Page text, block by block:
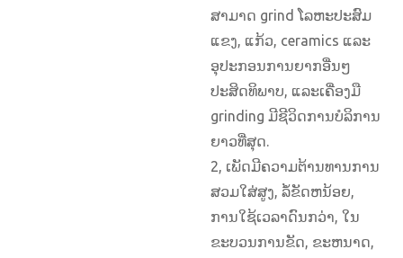
ສາມາດ grind ໂລຫະປະສົມ
ແຂງ, ແກ້ວ, ceramics ແລະ
ອຸປະກອນການຍາກອື່ນໆ
ປະສິດທິພາບ, ແລະເຄື່ອງມື
grinding ມີຊີວິດການບໍລິການ
ຍາວທີ່ສຸດ.
2, ເພັດມີຄວາມຕ້ານທານການ
ສວມໃສ່ສູງ, ລໍ້ຂັດຫນ້ອຍ,
ການໃຊ້ເວລາດົນກວ່າ, ໃນ
ຂະບວນການຂັດ, ຂະຫນາດ,